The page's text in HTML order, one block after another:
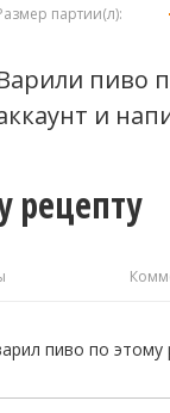
партии(л):
пиво
и
рецепту
пиво по